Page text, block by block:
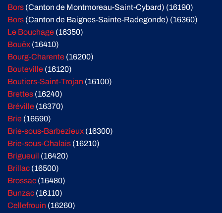
Bors (Canton de Montmoreau-Saint-Cybard) (16190)
Bors (Canton de Baignes-Sainte-Radegonde) (16360)
Le Bouchage (16350)
Bouëx (16410)
Bourg-Charente (16200)
Bouteville (16120)
Boutiers-Saint-Trojan (16100)
Brettes (16240)
Bréville (16370)
Brie (16590)
Brie-sous-Barbezieux (16300)
Brie-sous-Chalais (16210)
Brigueuil (16420)
Brillac (16500)
Brossac (16480)
Bunzac (16110)
Cellefrouin (16260)